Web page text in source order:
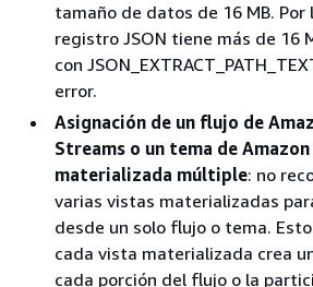
tamaño de datos de 16 MB.
registro JSON tiene más de 16
con
error.
Asignación de un flujo de
Streams o un tema de
materializada múltiple: no
varias vistas materializadas
desde un solo flujo o tema.
cada vista materializada crea
cada porción del flujo o la